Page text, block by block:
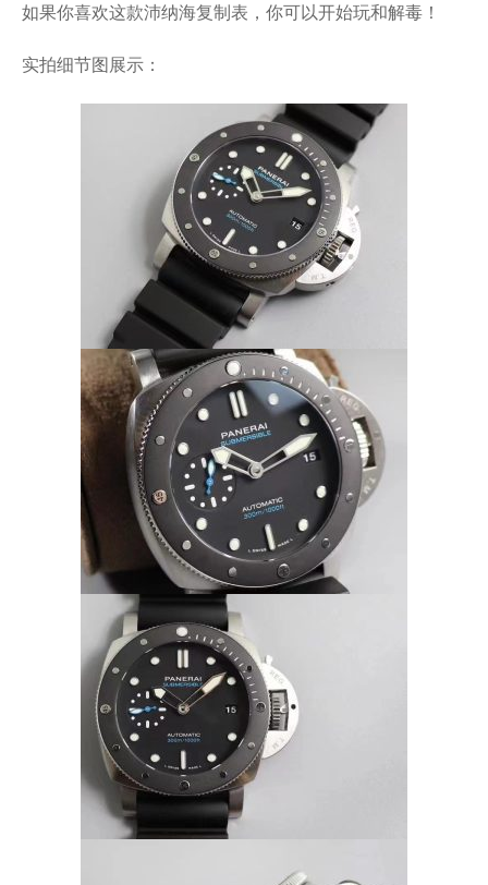
如果你喜欢这款沛纳海复制表，你可以开始玩和解毒！
实拍细节图展示：